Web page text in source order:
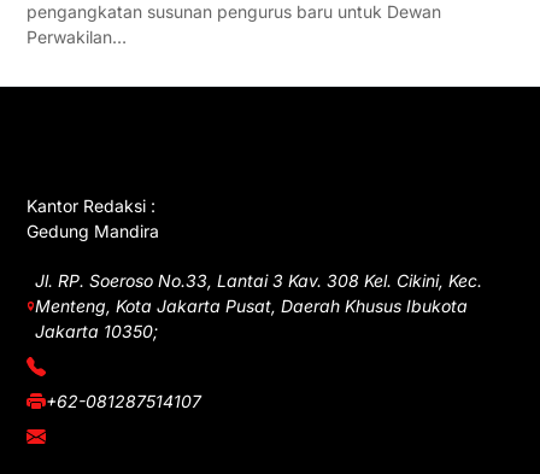
pengangkatan susunan pengurus baru untuk Dewan
Perwakilan…
Kantor Redaksi :
Gedung Mandira
Jl. RP. Soeroso No.33, Lantai 3 Kav. 308 Kel. Cikini, Kec.
Menteng, Kota Jakarta Pusat, Daerah Khusus Ibukota
Jakarta 10350;
(021) 3908026
+62-081287514107
adm@iawnews.com